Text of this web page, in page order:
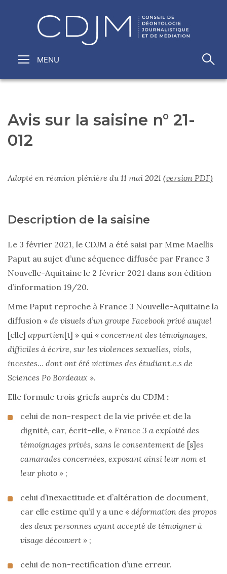
Avis sur la saisine n° 21-
012
Adopté en réunion plénière du 11 mai 2021 (version PDF)
Description de la saisine
Le 3 février 2021, le CDJM a été saisi par Mme Maellis
Paput au sujet d’une séquence diffusée par France 3
Nouvelle-Aquitaine le 2 février 2021 dans son édition
d’information 19/20.
Mme Paput reproche à France 3 Nouvelle-Aquitaine la
diffusion « de visuels d’un groupe Facebook privé auquel
[elle] appartien[t] » qui « concernent des témoignages,
difficiles à écrire, sur les violences sexuelles, viols,
incestes… dont ont été victimes des étudiant.e.s de
Sciences Po Bordeaux ».
Elle formule trois griefs auprès du CDJM :
celui de non-respect de la vie privée et de la
dignité, car, écrit-elle, « France 3 a exploité des
témoignages privés, sans le consentement de [s]es
camarades concernées, exposant ainsi leur nom et
leur photo » ;
celui d’inexactitude et d’altération de document,
car elle estime qu’il y a une « déformation des propos
des deux personnes ayant accepté de témoigner à
visage découvert » ;
celui de non-rectification d’une erreur.